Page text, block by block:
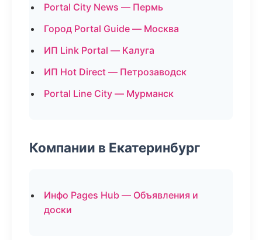
Portal City News — Пермь
Город Portal Guide — Москва
ИП Link Portal — Калуга
ИП Hot Direct — Петрозаводск
Portal Line City — Мурманск
Компании в Екатеринбург
Инфо Pages Hub — Объявления и
доски